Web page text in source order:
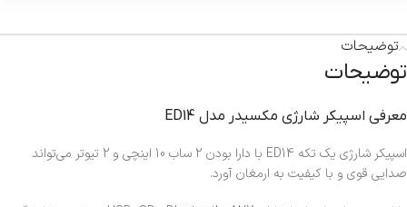
توضیحات
توضیحات
معرفی اسپیکر شارژی مکسیدر مدل ED14
اسپیکر شارژی یک تکه ED14 با دارا بودن 2 ساب 10 اینچی و 2 تیوتر می‌تواند
صدایی قوی و با کیفیت به ارمغان آورد.